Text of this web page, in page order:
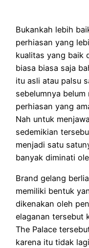
Bukankah lebih
perhiasan yang
kualitas yang baik
biasa biasa saja
itu asli atau palsu
sebelumnya
perhiasan yang
Nah untuk
sedemikian
menjadi satu
banyak diminati
Brand gelang
memiliki bentuk
dikenakan oleh
elaganan tersebut
The Palace
karena itu tidak